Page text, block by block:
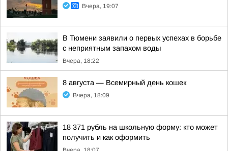
Вчера, 19:07
В Тюмени заявили о первых успехах в борьбе
с неприятным запахом воды
Вчера, 18:22
8 августа — Всемирный день кошек
Вчера, 18:09
18 371 рубль на школьную форму: кто может
получить и как оформить